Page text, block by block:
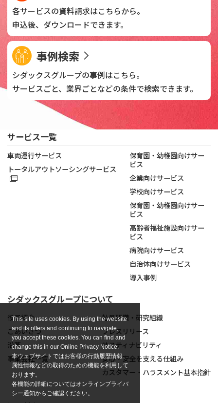
This site uses cookies. By using the website
and its offers and continuing to navigate,
you accept these cookies. You can find and
change this in our Online Privacy Notice.
本ウェブサイトではお客様の行動履歴情報、
属性情報などの取得のための機能を利用して
おります。
各機能の詳細についてはオンラインプライバ
シー通知からご確認ください。
各サービスの資料請求はこちらから。
申込後、 ダウンロードできます。
事例検索
シダックスグループの事例はこちら。
サービスごと、業界ごとなどの条件で検索できます。
サービス一覧
車両運行サービス
トータルアウトソーシングサービス
保育園・幼稚園向けサー
ビス
企業向けサービス
学校向けサービス
保育園・幼稚園向けサー
ビス
高齢者福祉施設向けサー
ビス
病院向けサービス
自治体向けサービス
導入事例
シダックスグループについて
役員紹介
ごあいさつ
沿革
事業会社一覧
社員研鑽・研究組織
プレスリリース
サスティナビリティ
安心・安全を支える仕組み
カスタマー・ハラスメント基本指針